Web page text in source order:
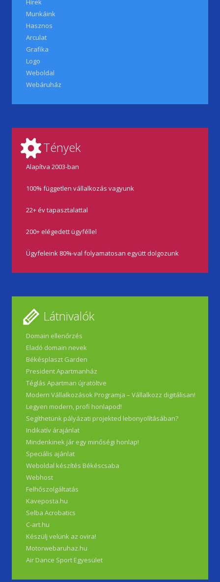
Hírek
Munkáink
Hasznos
Arculat
Grafika
Logo
Weboldal
Webáruház
Tények
Alapítva 2003-ban
100% független vállalkozás vagyunk
22+ év tapasztalattal
200+ elégedett ügyféllel
Ügyfeleink 80%-val folyamatosan együtt dolgozunk
Látnivalók
Domain ellenőrzés
Eladó domain nevek
Békésplaszt Garden
President Apartmanház
Téglás Apartman újratöltve
Modern Vállalkozások Programja – Vállalkozz digitálisan!
Legyen modern, profi honlapod!
Segíthetünk pályázati projekted lebonyolításában?
Indikatív árajánlat
Mindenkinek jár egy minőségi honlap!
Speciális ajánlat
Weboldal készítés Békéscsaba
Webhost
Felhőszolgáltatás
Kaveposta.hu
Selba Acrobatics
C-art.hu
Készülj velünk az ovira!
Motorwebaruhaz.hu
Air Dance Sport Egyesület